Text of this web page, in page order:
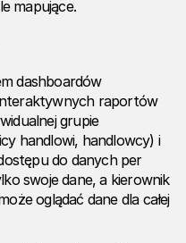
mapujące.
dashboardów
raportów
grupie
handlowi, handlowcy) i
do danych per
swoje dane, a kierownik
oglądać dane dla całej